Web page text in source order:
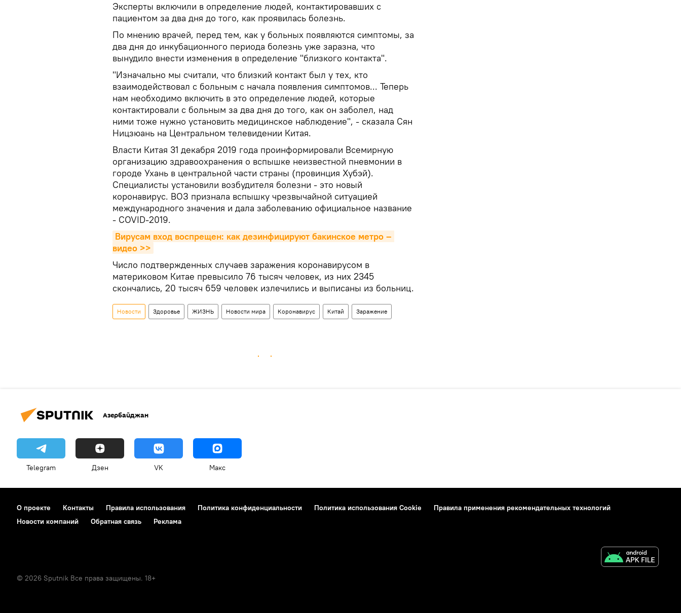
Эксперты включили в определение людей, контактировавших с
пациентом за два дня до того, как проявилась болезнь.
По мнению врачей, перед тем, как у больных появляются симптомы, за
два дня до инкубационного периода болезнь уже заразна, что
вынудило внести изменения в определение "близкого контакта".
"Изначально мы считали, что близкий контакт был у тех, кто
взаимодействовал с больным с начала появления симптомов... Теперь
нам необходимо включить в это определение людей, которые
контактировали с больным за два дня до того, как он заболел, над
ними тоже нужно установить медицинское наблюдение", - сказала Сян
Ницзюань на Центральном телевидении Китая.
Власти Китая 31 декабря 2019 года проинформировали Всемирную
организацию здравоохранения о вспышке неизвестной пневмонии в
городе Ухань в центральной части страны (провинция Хубэй).
Специалисты установили возбудителя болезни - это новый
коронавирус. ВОЗ признала вспышку чрезвычайной ситуацией
международного значения и дала заболеванию официальное название
- COVID-2019.
Вирусам вход воспрещен: как дезинфицируют бакинское метро –
видео >>
Число подтвержденных случаев заражения коронавирусом в
материковом Китае превысило 76 тысяч человек, из них 2345
скончались, 20 тысяч 659 человек излечились и выписаны из больниц.
Новости Здоровье ЖИЗНЬ Новости мира Коронавирус Китай Заражение
Азербайджан
Telegram Дзен VK Макс
О проекте Контакты Правила использования Политика конфиденциальности Политика использования Cookie
Правила применения рекомендательных технологий
Новости компаний
Обратная связь Реклама
© 2026 Sputnik Все права защищены. 18+